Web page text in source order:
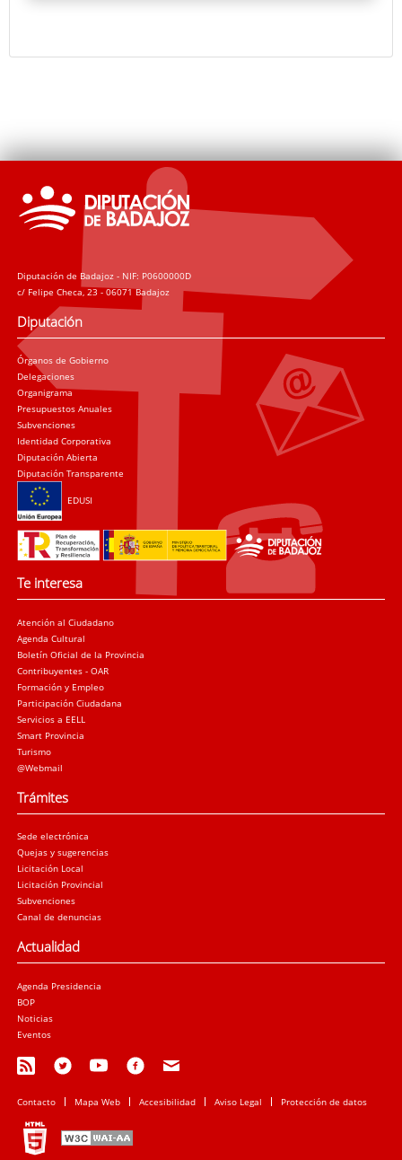
Diputación de Badajoz - NIF: P0600000D
c/ Felipe Checa, 23 - 06071 Badajoz
Diputación
Órganos de Gobierno
Delegaciones
Organigrama
Presupuestos Anuales
Subvenciones
Identidad Corporativa
Diputación Abierta
Diputación Transparente
EDUSI
Te interesa
Atención al Ciudadano
Agenda Cultural
Boletín Oficial de la Provincia
Contribuyentes - OAR
Formación y Empleo
Participación Ciudadana
Servicios a EELL
Smart Provincia
Turismo
@Webmail
Trámites
Sede electrónica
Quejas y sugerencias
Licitación Local
Licitación Provincial
Subvenciones
Canal de denuncias
Actualidad
Agenda Presidencia
BOP
Noticias
Eventos
Contacto Mapa Web Accesibilidad Aviso Legal Protección de datos